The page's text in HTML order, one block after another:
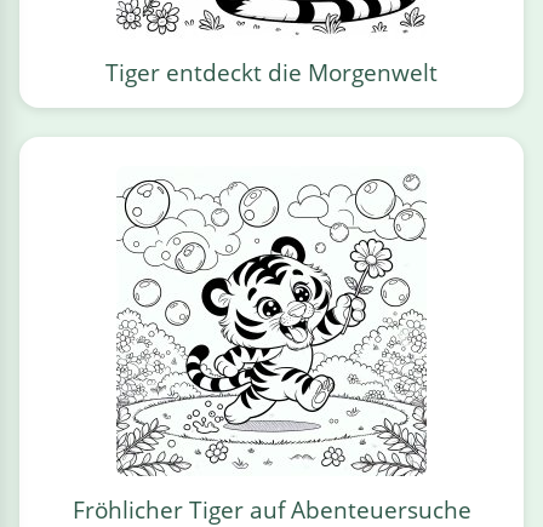
Tiger entdeckt die Morgenwelt
Fröhlicher Tiger auf Abenteuersuche